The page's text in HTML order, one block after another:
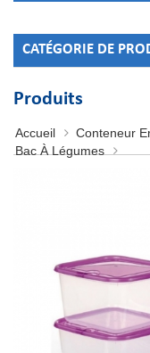
CATÉGORIE DE
Produits
Accueil
Conteneur
Bac À Légumes